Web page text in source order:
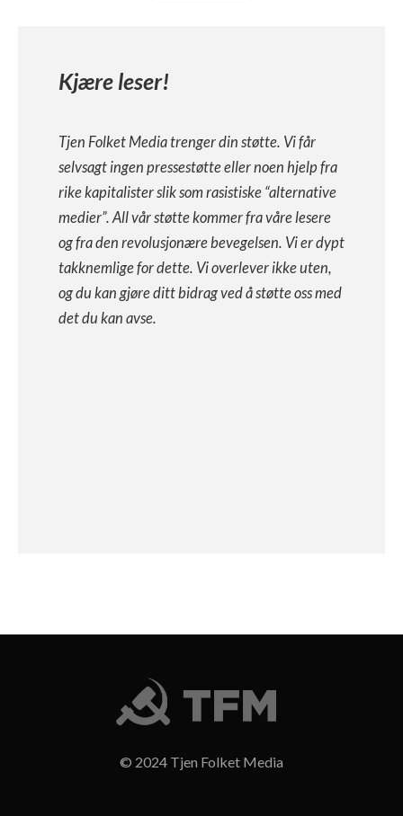
Kjære leser!
Tjen Folket Media trenger din støtte. Vi får
selvsagt ingen pressestøtte eller noen hjelp fra
rike kapitalister slik som rasistiske “alternative
medier”. All vår støtte kommer fra våre lesere
og fra den revolusjonære bevegelsen. Vi er dypt
takknemlige for dette. Vi overlever ikke uten,
og du kan gjøre ditt bidrag ved å støtte oss med
det du kan avse.
© 2024 Tjen Folket Media